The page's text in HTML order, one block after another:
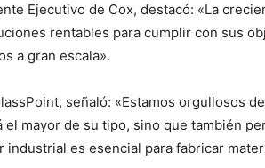
Ejecutivo de Cox, destacó: «La
rentables para cumplir con sus
a gran escala».
señaló: «Estamos orgullosos
mayor de su tipo, sino que también
industrial es esencial para fabricar